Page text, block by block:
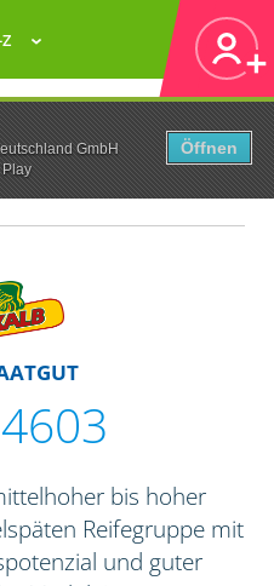
GmbH
Öffnen
bis hoher
Reifegruppe mit
und guter